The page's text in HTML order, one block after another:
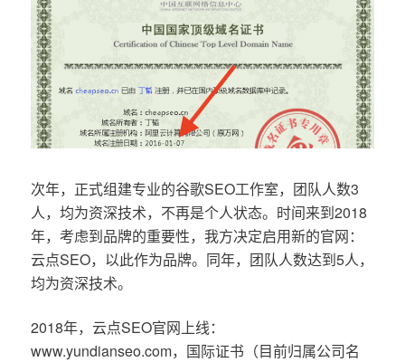
次年，正式组建专业的谷歌SEO工作室，团队人数3
人，均为资深技术，不再是个人状态。时间来到2018
年，考虑到品牌的重要性，我方决定启用新的官网：
云点SEO，以此作为品牌。同年，团队人数达到5人，
均为资深技术。
2018年，云点SEO官网上线：
www.yundianseo.com，国际证书（目前归属公司名